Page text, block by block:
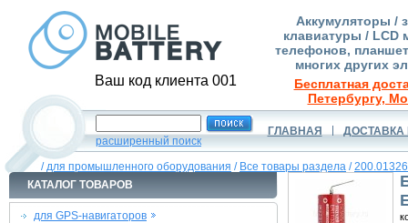
Ваш код клиента 001
Аккумуляторы /
клавиатуры / LCD
телефонов,
многих других
Бесплатная
Петербургу,
расширенный поиск
ГЛАВНАЯ ДОСТАВКА
/для промышленного оборудования / Все товары раздела /200.01326
КАТАЛОГ ТОВАРОВ
для GPS-навигаторов